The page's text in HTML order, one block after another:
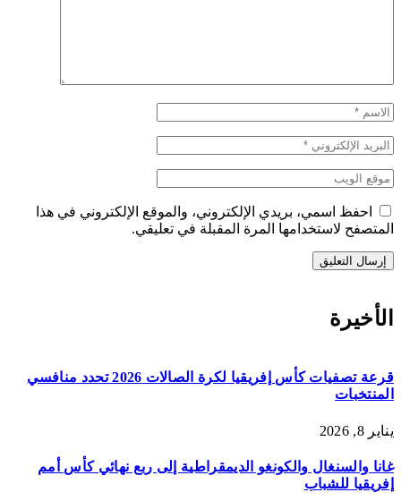
احفظ اسمي، بريدي الإلكتروني، والموقع الإلكتروني في هذا
المتصفح لاستخدامها المرة المقبلة في تعليقي.
الأخيرة
قرعة تصفيات كأس إفريقيا لكرة الصالات 2026 تحدد منافسي
المنتخبات
يناير 8, 2026
غانا والسنغال والكونغو الديمقراطية إلى ربع نهائي كأس أمم
إفريقيا للشباب